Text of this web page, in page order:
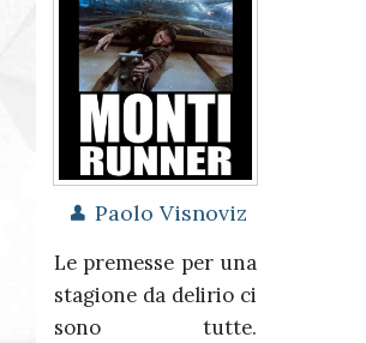
Paolo Visnoviz
Le premesse per una
stagione da delirio ci
sono tutte.